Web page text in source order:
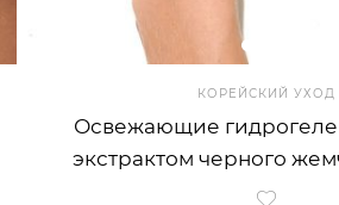
КОРЕЙСКИЙ УХОД
Освежающие
экстрактом черного